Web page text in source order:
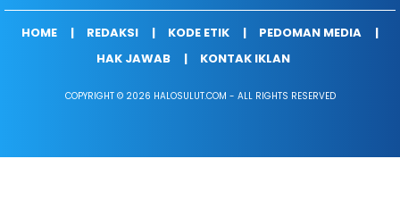
HOME REDAKSI KODE ETIK
PEDOMAN MEDIA
HAK JAWAB
KONTAK IKLAN
COPYRIGHT © 2026 HALOSULUT.COM - ALL RIGHTS RESERVED